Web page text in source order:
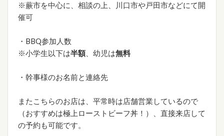
※蕨市を中心に、相談の上、川口市や戸田市などにて開
催可
・BBQ参加人数
※小学生以下は半額、幼児は無料
・幹事様のお名前と連絡先
またこちらのお店は、平常時は店舗営業しているので
（おすすめは極上ローストビーフ丼！）、直接来店して
の予約も可能です。